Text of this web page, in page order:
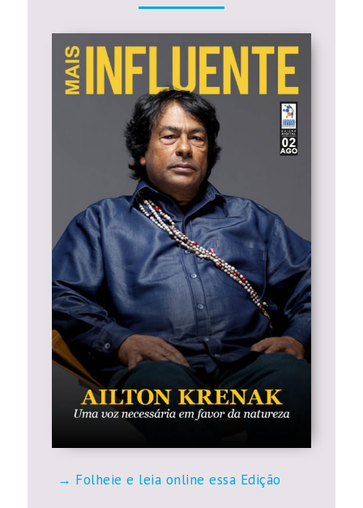
Folheie e leia online essa Edição